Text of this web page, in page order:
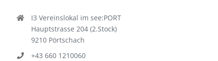
I3 Vereinslokal im see:PORT
Hauptstrasse 204 (2.Stock)
9210 Pörtschach
+43 660 1210060